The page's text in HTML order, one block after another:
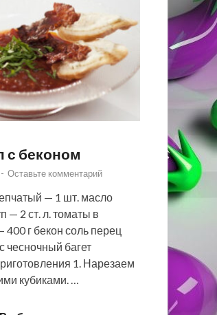
с беконом
- Оставьте комментарий
— 1 шт. масло
— 2 ст. л. томаты в
400 г бекон соль перец
чесночный багет
1. Нарезаем
кубиками. …